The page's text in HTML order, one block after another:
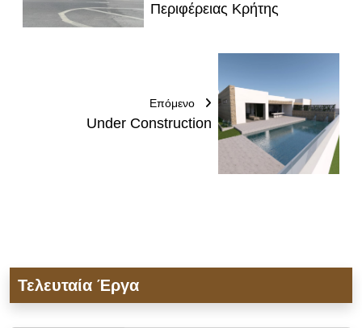
Περιφέρειας Κρήτης
Επόμενο
Under Construction
Τελευταία Έργα